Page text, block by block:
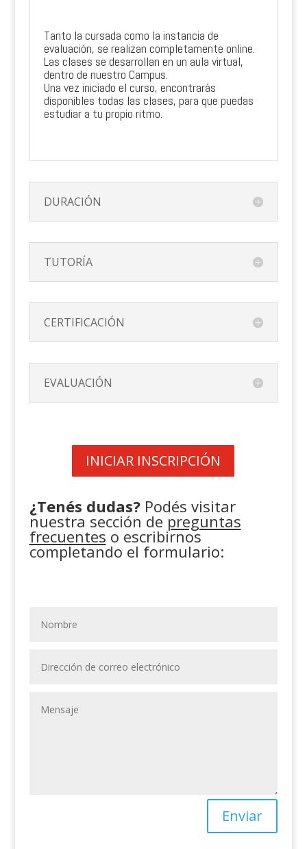
Tanto la cursada como la instancia de
evaluación, se realizan completamente online.
Las clases se desarrollan en un aula virtual,
dentro de nuestro Campus.
Una vez iniciado el curso, encontrarás
disponibles todas las clases, para que puedas
estudiar a tu propio ritmo.
DURACIÓN
TUTORÍA
CERTIFICACIÓN
EVALUACIÓN
INICIAR INSCRIPCIÓN
¿Tenés dudas?Podés visitar
nuestra sección de preguntas
frecuentes o escribirnos
completando el formulario:
Enviar